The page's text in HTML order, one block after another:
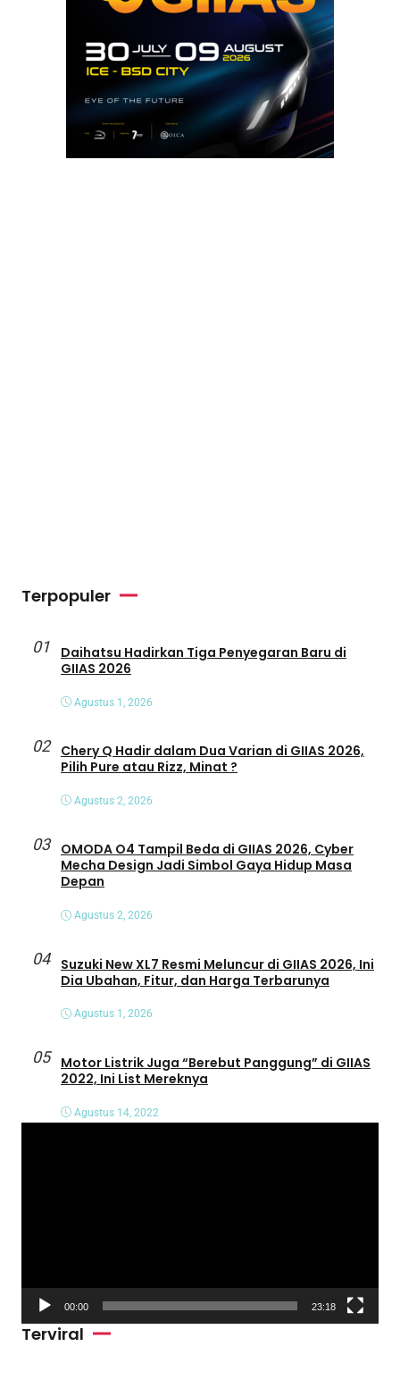
Terpopuler
01
Daihatsu Hadirkan Tiga Penyegaran Baru di
GIIAS 2026
Agustus 1, 2026
02
Chery Q Hadir dalam Dua Varian di GIIAS 2026,
Pilih Pure atau Rizz, Minat ?
Agustus 2, 2026
03
OMODA O4 Tampil Beda di GIIAS 2026, Cyber
Mecha Design Jadi Simbol Gaya Hidup Masa
Depan
Agustus 2, 2026
04
Suzuki New XL7 Resmi Meluncur di GIIAS 2026, Ini
Dia Ubahan, Fitur, dan Harga Terbarunya
Agustus 1, 2026
05
Motor Listrik Juga “Berebut Panggung” di GIIAS
2022, Ini List Mereknya
Agustus 14, 2022
d
00:00 23:18
Terviral